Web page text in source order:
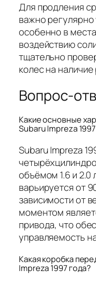
Для продления
важно
особенно в
воздействию
тщательно
колес на
Вопрос-
Какие основные
Subaru Impreza
Subaru Impreza
объёмом 1.6 и
варьируется от
зависимости от
моментом
привода, что
управляемость
Какая коробка
Impreza 1997 года?